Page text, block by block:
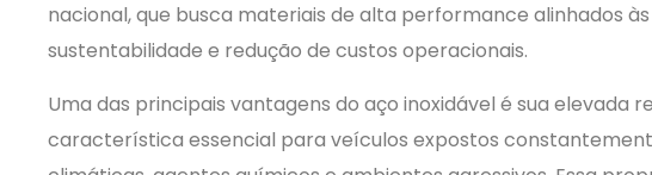
nacional, que busca materiais de alta performance alinhados
sustentabilidade e redução de custos operacionais.
Uma das principais vantagens do aço inoxidável é sua elevada
característica essencial para veículos expostos